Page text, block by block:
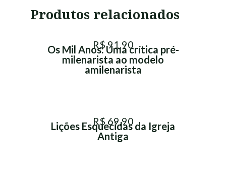
Produtos relacionados
R$ 91,90
Os Mil Anos: Uma crítica pré-
milenarista ao modelo
amilenarista
R$ 69,90
Lições Esquecidas da Igreja
Antiga